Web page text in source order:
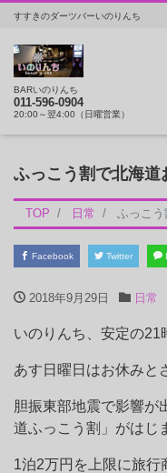
すすきのダーツバーいのりんち
BARいのりんち
011-596-0904
20:00～翌4:00（日曜営業）
ふっこう割で北海道
TOP 日常 ふっこ
Facebook Twitter
2018年9月29日 日常
いのりんち、安定の21
あす日曜日はお休みと
胆振東部地震で影響が
道ふっこう割」がはじ
1泊2万円を上限に旅行